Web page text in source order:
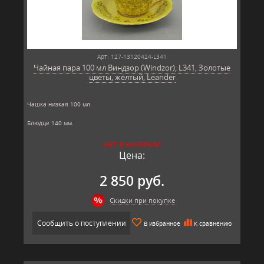
Арт: 127-13120424-L341
Чайная пара 100 мл Виндзор (Windzor), L341, Золотые
цветы, жёлтый, Leander
Чашка низкая 100 мл.
Блюдце 140 мм.
Материал: твёрдый фарфор, позолота
Производитель: Leander, Чехия.
НЕТ В НАЛИЧИИ
Цена:
2 850 руб.
Скидки при покупке
Сообщить о поступлении В избранное К сравнению